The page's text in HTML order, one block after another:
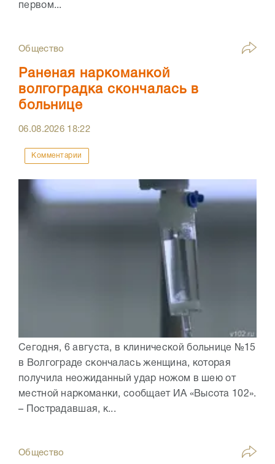
первом...
Общество
Раненая наркоманкой
волгоградка скончалась в
больнице
06.08.2026 18:22
Комментарии
Сегодня, 6 августа, в клинической больнице №15
в Волгограде скончалась женщина, которая
получила неожиданный удар ножом в шею от
местной наркоманки, сообщает ИА «Высота 102».
– Пострадавшая, к...
Общество